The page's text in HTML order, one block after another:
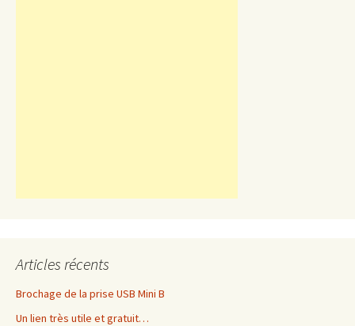
Articles récents
Brochage de la prise USB Mini B
Un lien très utile et gratuit…